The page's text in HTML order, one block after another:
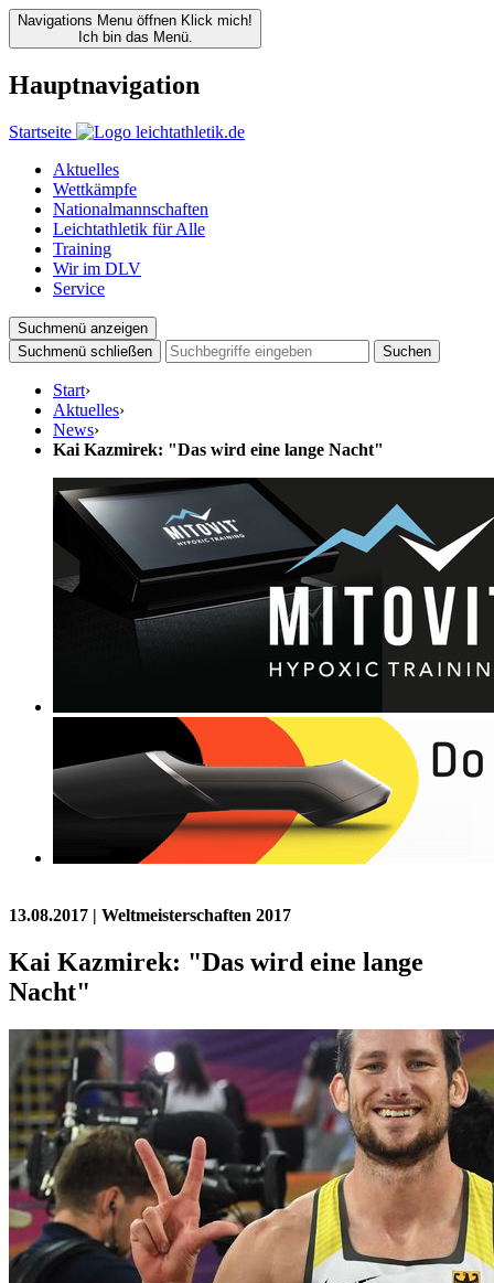
Navigations Menu öffnen Klick mich!
Ich bin das Menü.
Hauptnavigation
Startseite
Aktuelles
Wettkämpfe
Nationalmannschaften
Leichtathletik für Alle
Training
Wir im DLV
Service
Suchmenü anzeigen
Suchmenü schließen
Suchen
Start›
Aktuelles›
News›
Kai Kazmirek: "Das wird eine lange Nacht"
13.08.2017 | Weltmeisterschaften 2017
Kai Kazmirek: "Das wird eine lange
Nacht"